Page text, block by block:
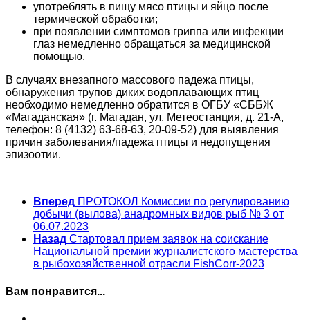
употреблять в пищу мясо птицы и яйцо после
термической обработки;
при появлении симптомов гриппа или инфекции
глаз немедленно обращаться за медицинской
помощью.
В случаях внезапного массового падежа птицы,
обнаружения трупов диких водоплавающих птиц
необходимо немедленно обратится в ОГБУ «СББЖ
«Магаданская» (г. Магадан, ул. Метеостанция, д. 21-А,
телефон: 8 (4132) 63-68-63, 20-09-52) для выявления
причин заболевания/падежа птицы и недопущения
эпизоотии.
Вперед ПРОТОКОЛ Комиссии по регулированию
добычи (вылова) анадромных видов рыб № 3 от
06.07.2023
Назад Стартовал прием заявок на соискание
Национальной премии журналистского мастерства
в рыбохозяйственной отрасли FishCorr-2023
Вам понравится...